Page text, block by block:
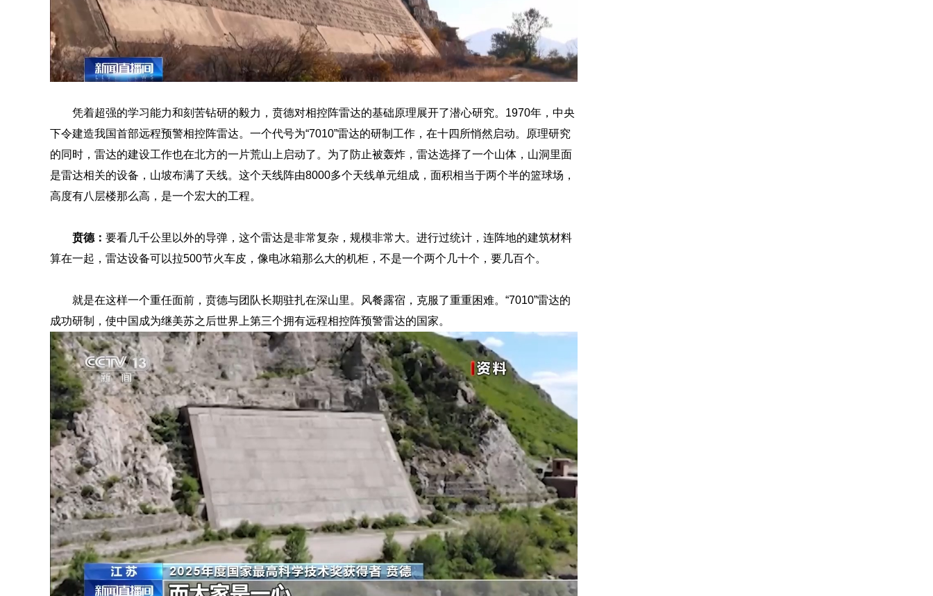
凭着超强的学习能力和刻苦钻研的毅力，贲德对相控阵雷达的基础原理展开了潜心研究。1970年，中央
下令建造我国首部远程预警相控阵雷达。一个代号为“7010”雷达的研制工作，在十四所悄然启动。原理研究
的同时，雷达的建设工作也在北方的一片荒山上启动了。为了防止被轰炸，雷达选择了一个山体，山洞里面
是雷达相关的设备，山坡布满了天线。这个天线阵由8000多个天线单元组成，面积相当于两个半的篮球场，
高度有八层楼那么高，是一个宏大的工程。
贲德 ： 要看几千公里以外的导弹，这个雷达是非常复杂，规模非常大。进行过统计，连阵地的建筑材料
算在一起，雷达设备可以拉500节火车皮，像电冰箱那么大的机柜，不是一个两个几十个，要几百个。
就是在这样一个重任面前，贲德与团队长期驻扎在深山里。风餐露宿，克服了重重困难。“7010”雷达的
成功研制，使中国成为继美苏之后世界上第三个拥有远程相控阵预警雷达的国家。